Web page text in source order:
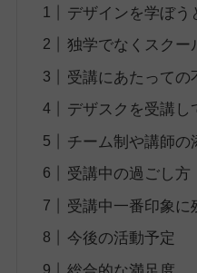
デザインを学ぼう
独学でなくスクー
受講にあたっての
デザスクを受講し
チーム制や講師の
受講中の過ごし方
受講中一番印象に
今後の活動予定